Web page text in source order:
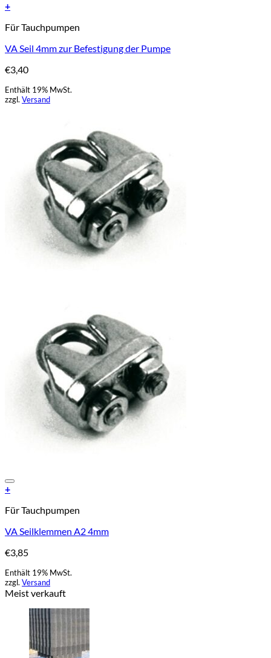
+
Für Tauchpumpen
VA Seil 4mm zur Befestigung der Pumpe
€3,40
Enthält 19% MwSt.
zzgl. Versand
+
Für Tauchpumpen
VA Seilklemmen A2 4mm
€3,85
Enthält 19% MwSt.
zzgl. Versand
Meist verkauft